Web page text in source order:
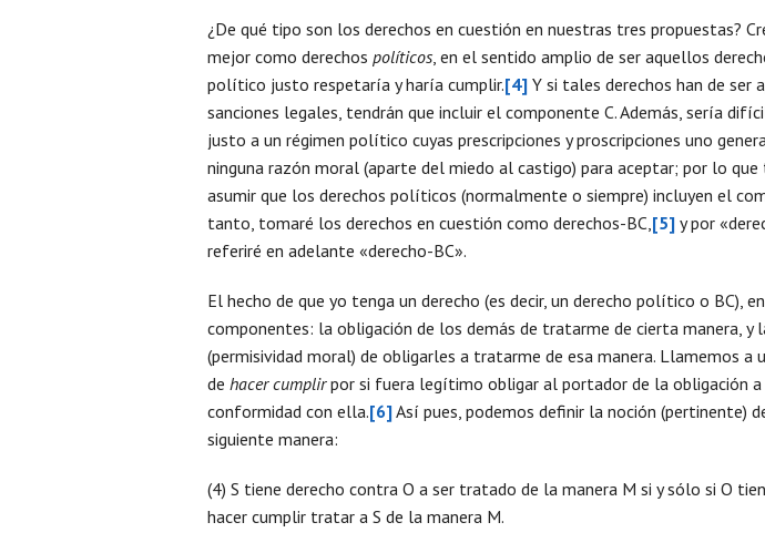
¿De qué tipo son los derechos en cuestión en nuestras tres propuestas?
mejor como derechos políticos , en el sentido amplio de ser aquellos
político justo respetaría y haría cumplir.[4] Y si tales derechos han de ser
sanciones legales, tendrán que incluir el componente C. Además, sería
justo a un régimen político cuyas prescripciones y proscripciones uno
ninguna razón moral (aparte del miedo al castigo) para aceptar; por lo que
asumir que los derechos políticos (normalmente o siempre) incluyen el
tanto, tomaré los derechos en cuestión como derechos-BC, [5] y por
referiré en adelante «derecho-BC».
El hecho de que yo tenga un derecho (es decir, un derecho político o BC),
componentes: la obligación de los demás de tratarme de cierta manera, y
(permisividad moral) de obligarles a tratarme de esa manera. Llamemos a
de hacer cumplirpor si fuera legítimo obligar al portador de la obligación a
conformidad con ella.[6]Así pues, podemos definir la noción (pertinente)
siguiente manera:
(4) S tiene derecho contra O a ser tratado de la manera M si y sólo si O
hacer cumplir tratar a S de la manera M.